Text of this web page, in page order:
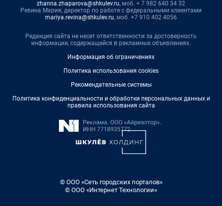
zhanna.zhaparova@shkulev.ru, моб. + 7 982 640 34 32
Ревина Мария, директор по работе с федеральными клиентами
mariya.revina@shkulev.ru, моб. +7 910 402 4056
Редакция сайта не несет ответственности за достоверность
информации, содержащейся в рекламных объявлениях.
Информация об ограничениях
Политика использования cookies
Рекомендательные системы
Политика конфиденциальности и обработки персональных данных и
правила использования сайта
© ООО «Сеть городских порталов»
© ООО «Интернет Технологии»